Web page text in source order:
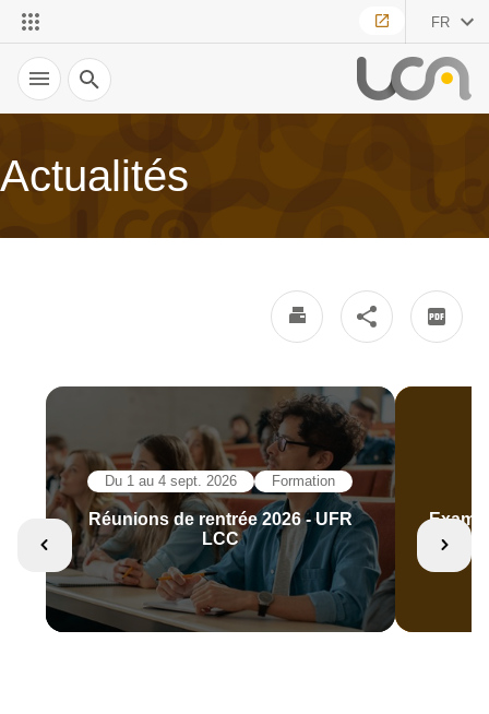
FR
Recherche
Actualités
Du 1 au 4 sept. 2026 Formation
Réunions de rentrée 2026 - UFR
LCC